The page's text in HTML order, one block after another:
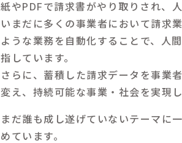
紙やPDFで請求書がやり取りされ、
いまだに多くの事業者において請求
ような業務を自動化することで、人
指しています。
さらに、蓄積した請求データを事業
変え、持続可能な事業・社会を実現し
まだ誰も成し遂げていないテーマに
めています。